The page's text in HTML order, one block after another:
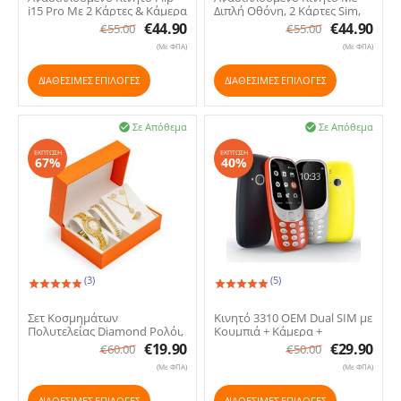
i15 Pro Με 2 Κάρτες & Κάμερα
€55.00 €44.90
(Με ΦΠΑ)
ΔΙΑΘΕΣΙΜΕΣ ΕΠΙΛΟΓΈΣ
Διπλή Οθόνη, 2 Κάρτες Sim,
Μεγάλα Πλήκτρα, Δυνατό
Φακό & Ραδιόφωνο Που
Λειτουργεί Χωρίς Ακουστικά
€55.00 €44.90
(Με ΦΠΑ)
ΔΙΑΘΕΣΙΜΕΣ ΕΠΙΛΟΓΈΣ
Σε Απόθεμα

ΈΚΠΤΩΣΗ
67%
(3)
Σετ Κοσμημάτων
Πολυτελείας Diamond Ρολόι,
Κολιέ, Δαχτυλίδι,
Σκουλαρίκια & Βραχιόλι
€60.00 €19.90
(Με ΦΠΑ)
Σε Απόθεμα

ΈΚΠΤΩΣΗ
40%
(5)
Κινητό 3310 ΟΕΜ Dual SIM με
Κουμπιά + Κάμερα +
Ραδιόφωνο & Μεγάλη
Αυτονομία Μπαταρίας
€50.00 €29.90
(Με ΦΠΑ)